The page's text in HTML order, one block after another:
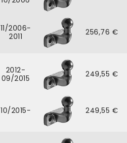
11/2006-
2011
256,76 €
2012-
09/2015
10/2015-
249,55 €
249,55 €